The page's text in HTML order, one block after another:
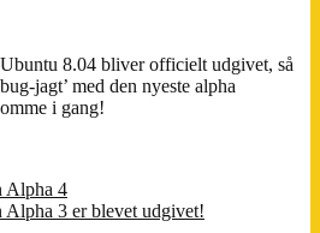
8.04 bliver officielt udgivet, så
jagt’ med den nyeste alpha
i gang!
Alpha 4
3 er blevet udgivet!